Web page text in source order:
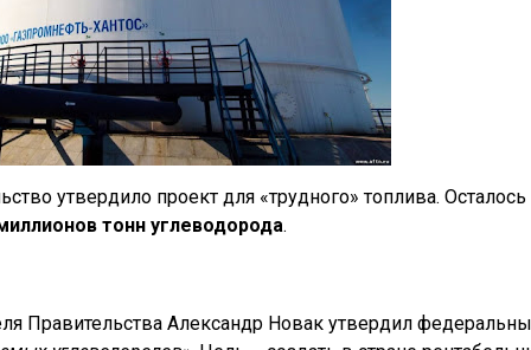
утвердило проект для «трудного» топлива. Осталось
тонн углеводорода.
Правительства Александр Новак утвердил